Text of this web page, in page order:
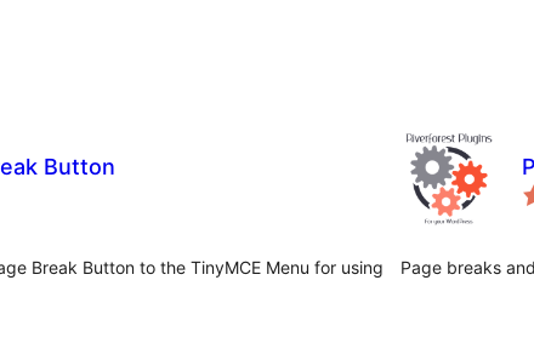
Button
Break Button to the TinyMCE Menu for using
Page breaks